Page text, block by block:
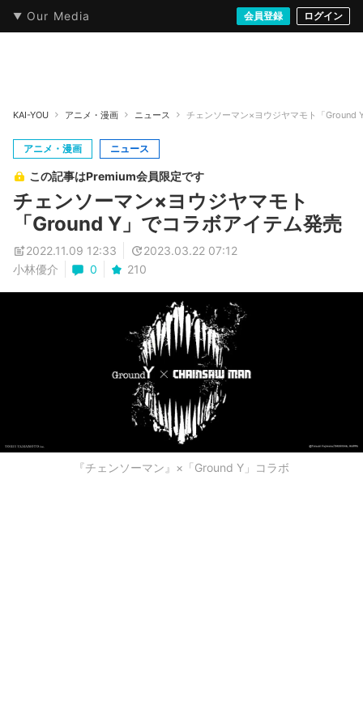
Our Media 会員登録 ログイン
本・文芸 情報化社会 音楽・映像 ゲームストリート
KAI-YOU アニメ・漫画 ニュース チェンソーマン×ヨウジヤマモト「Ground
アニメ・漫画 ニュース
この記事はPremium会員限定です
チェンソーマン×ヨウジヤマモト
「Ground Y」でコラボアイテム発売
2022.11.09 12:33
2023.03.22 07:12
小林優介
0 210
『チェンソーマン』×「Ground Y」コラボ